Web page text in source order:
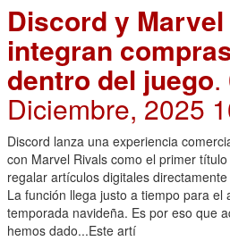
Discord y
integran
dentro del juego.
Diciembre, 2025
Discord lanza una experiencia
con Marvel Rivals como el primer
regalar artículos digitales
La función llega justo a tiempo para el
temporada navideña. Es por eso que
hemos dado...Este artí